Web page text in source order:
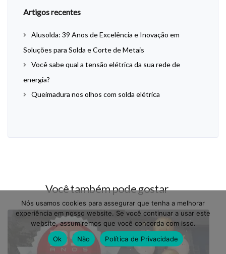
Artigos recentes
Alusolda: 39 Anos de Excelência e Inovação em
Soluções para Solda e Corte de Metais
Você sabe qual a tensão elétrica da sua rede de
energia?
Queimadura nos olhos com solda elétrica
Você também pode gostar
Nós usamos cookies para assegurar que tenha a melhorar
experiência em nosso website. Se você continuar a usar este
website, assumiremos que você concorda com isso.
Ok
Não Política de Privacidade